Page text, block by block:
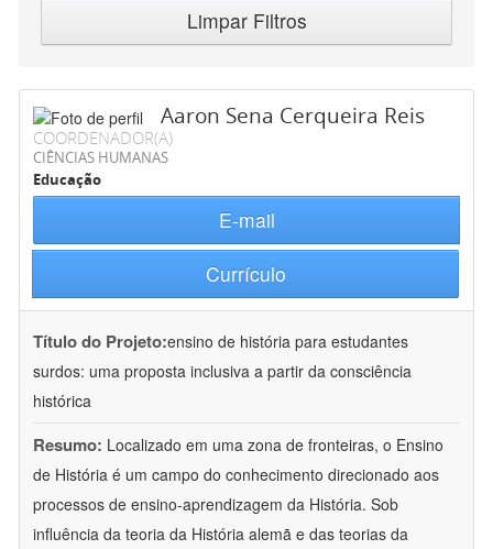
Limpar Filtros
Aaron Sena Cerqueira Reis
COORDENADOR(A)
CIÊNCIAS HUMANAS
Educação
E-mail
Currículo
Título do Projeto:ensino de história para estudantes
surdos: uma proposta inclusiva a partir da consciência
histórica
Resumo: Localizado em uma zona de fronteiras, o Ensino
de História é um campo do conhecimento direcionado aos
processos de ensino-aprendizagem da História. Sob
influência da teoria da História alemã e das teorias da